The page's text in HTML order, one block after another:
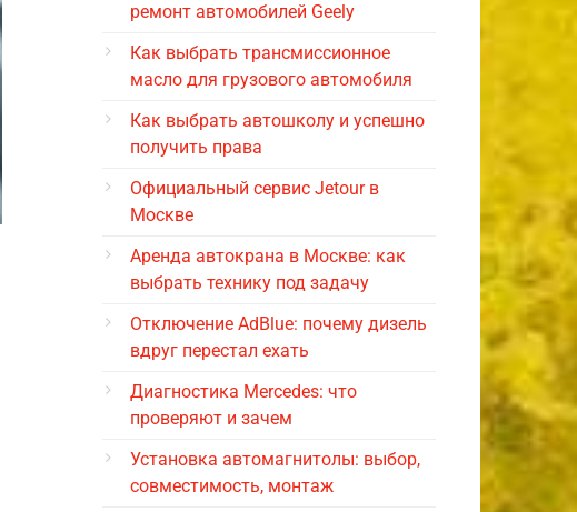
ремонт автомобилей Geely
Как выбрать трансмиссионное
масло для грузового автомобиля
Как выбрать автошколу и успешно
получить права
Официальный сервис Jetour в
Москве
Аренда автокрана в Москве: как
выбрать технику под задачу
Отключение AdBlue: почему дизель
вдруг перестал ехать
Диагностика Mercedes: что
проверяют и зачем
Установка автомагнитолы: выбор,
совместимость, монтаж